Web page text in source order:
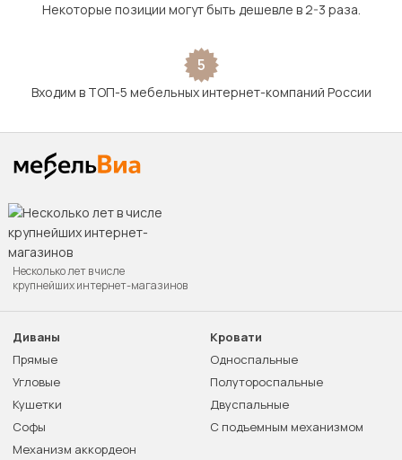
Некоторые позиции могут быть дешевле в 2-3 раза.
5
Входим в ТОП-5 мебельных интернет-компаний России
Несколько лет в числе
крупнейших интернет-магазинов
Диваны
Прямые
Угловые
Кушетки
Софы
Механизм аккордеон
Кровати
Односпальные
Полутороспальные
Двуспальные
С подъемным механизмом